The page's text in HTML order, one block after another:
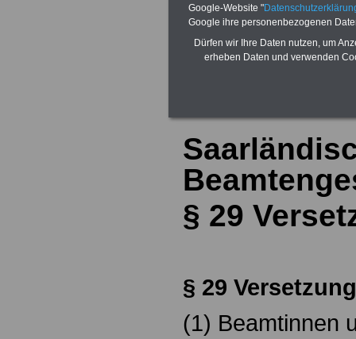
Zur Übersicht
§ 29
§ 29 Versetzung
(1) Beamtinnen
Google-Website "
Google ihre personenbezogenen
Dürfen wir Ihre Daten nutzen, um
erheben Daten und verwenden